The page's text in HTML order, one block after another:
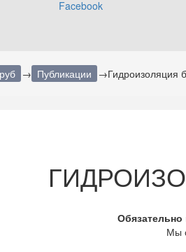
→ Публикации →Гидроизоляция
Обязательно
Мы